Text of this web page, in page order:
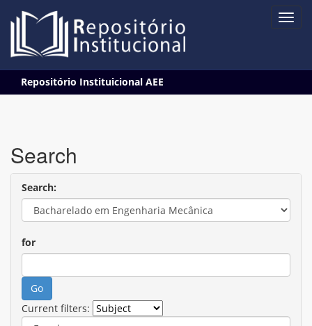
navigation
Repositório Instituicional AEE
Search
Search:
for
Current filters: